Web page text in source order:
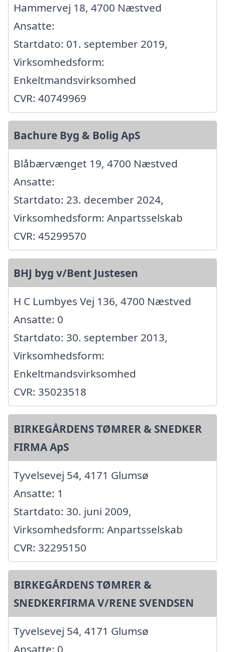
Hammervej 18, 4700 Næstved
Ansatte:
Startdato: 01. september 2019,
Virksomhedsform:
Enkeltmandsvirksomhed
CVR: 40749969
Bachure Byg & Bolig ApS
Blåbærvænget 19, 4700 Næstved
Ansatte:
Startdato: 23. december 2024,
Virksomhedsform: Anpartsselskab
CVR: 45299570
BHJ byg v/Bent Justesen
H C Lumbyes Vej 136, 4700 Næstved
Ansatte: 0
Startdato: 30. september 2013,
Virksomhedsform:
Enkeltmandsvirksomhed
CVR: 35023518
BIRKEGÅRDENS TØMRER & SNEDKER
FIRMA ApS
Tyvelsevej 54, 4171 Glumsø
Ansatte: 1
Startdato: 30. juni 2009,
Virksomhedsform: Anpartsselskab
CVR: 32295150
BIRKEGÅRDENS TØMRER &
SNEDKERFIRMA V/RENE SVENDSEN
Tyvelsevej 54, 4171 Glumsø